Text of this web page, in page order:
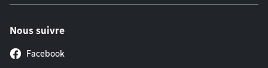
Nous suivre
Facebook